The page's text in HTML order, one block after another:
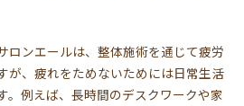
ロンエールは、整体施術を通じて疲労
が、疲れをためないためには日常生活
。例えば、長時間のデスクワークや家